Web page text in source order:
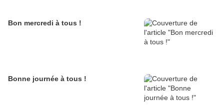
Bon mercredi à tous !
Bonne journée à tous !